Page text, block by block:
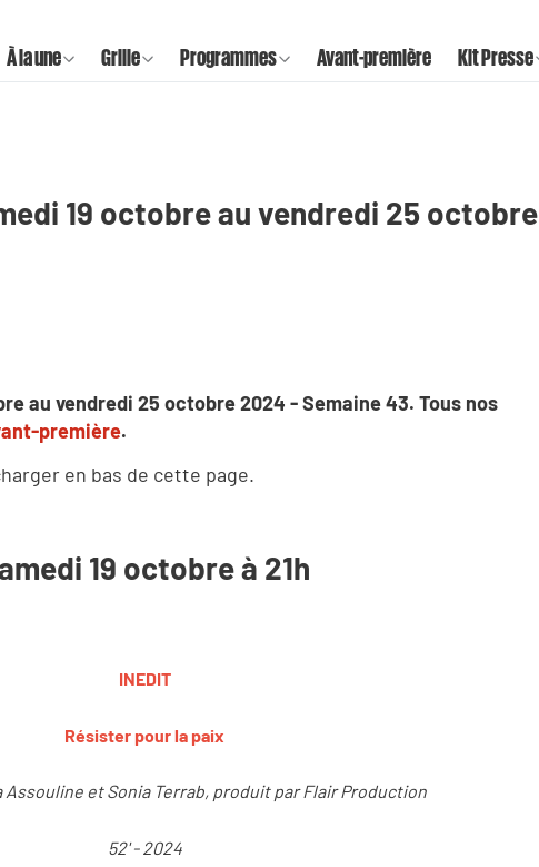
À la une Grille Programmes Avant-première Kit Presse
19 octobre au vendredi 25 octobre
au vendredi 25 octobre 2024 - Semaine 43. Tous nos
première.
en bas de cette page.
19 octobre à 21h
INEDIT
Résister pour la paix
Assouline et Sonia Terrab, produit par Flair Production
52' - 2024